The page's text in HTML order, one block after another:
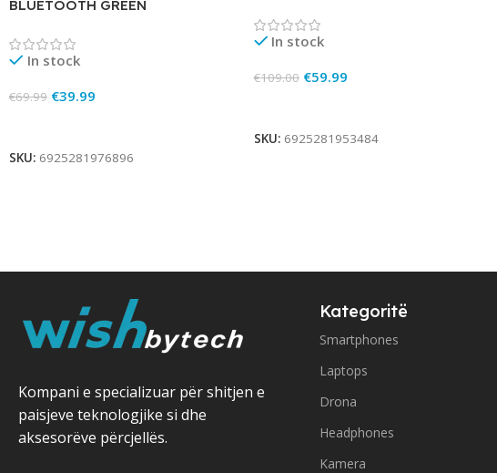
BLUETOOTH GREEN
In stock
€69.99 €39.99
SKU: 6925281976896
In stock
€109.00 €59.99
SKU: 6925281953484
Kompani e specializuar për shitjen e
paisjeve teknologjike si dhe
aksesorëve përcjellës.
Kategoritë
Smartphones
Laptops
Drona
Headphones
Kamera